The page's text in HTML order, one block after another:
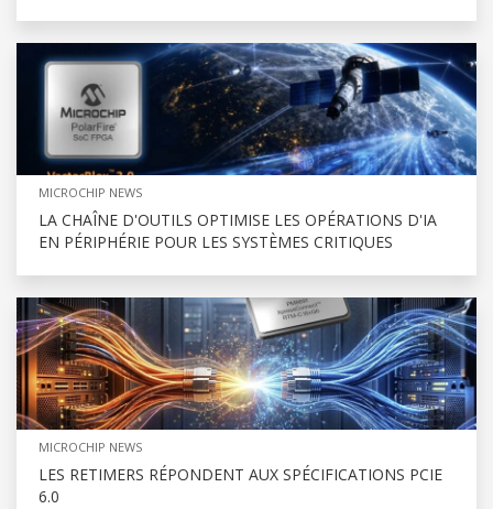
MICROCHIP NEWS
LA CHAÎNE D'OUTILS OPTIMISE LES OPÉRATIONS D'IA
EN PÉRIPHÉRIE POUR LES SYSTÈMES CRITIQUES
MICROCHIP NEWS
LES RETIMERS RÉPONDENT AUX SPÉCIFICATIONS PCIE
6.0